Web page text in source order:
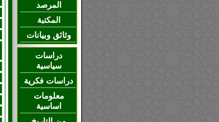
المرصد
المكتبة
وثائق وبيانات
دراسات
سياسية
دراسات فكرية
معلومات
اساسية